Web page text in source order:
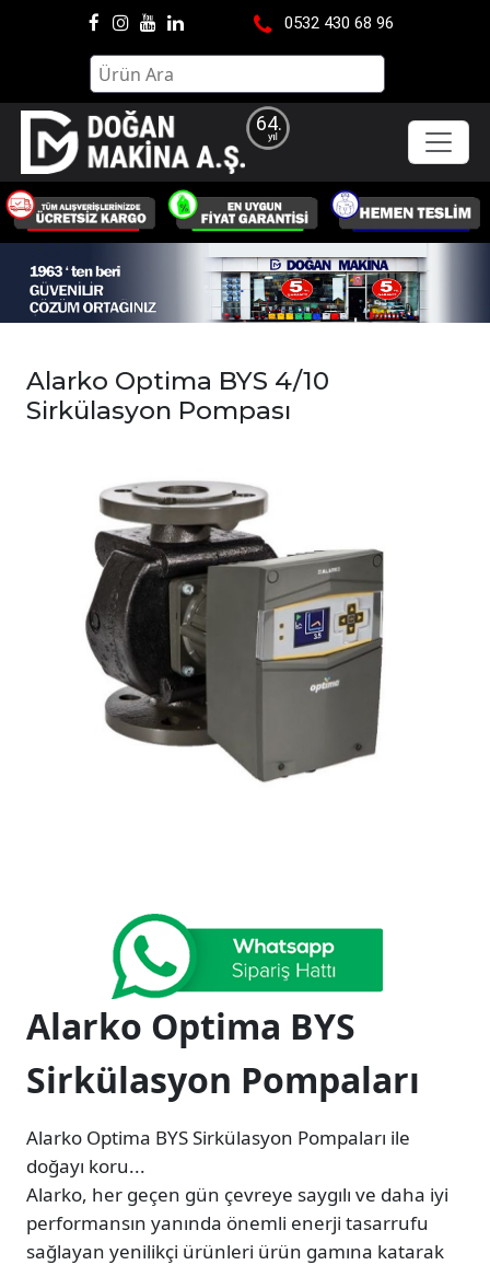
0532 430 68 96
64.
Alarko Optima BYS 4/10
Sirkülasyon Pompası
Alarko Optima BYS
Sirkülasyon Pompaları
Alarko Optima BYS Sirkülasyon Pompaları ile
doğayı koru...
Alarko, her geçen gün çevreye saygılı ve daha iyi
performansın yanında önemli enerji tasarrufu
sağlayan yenilikçi ürünleri ürün gamına katarak